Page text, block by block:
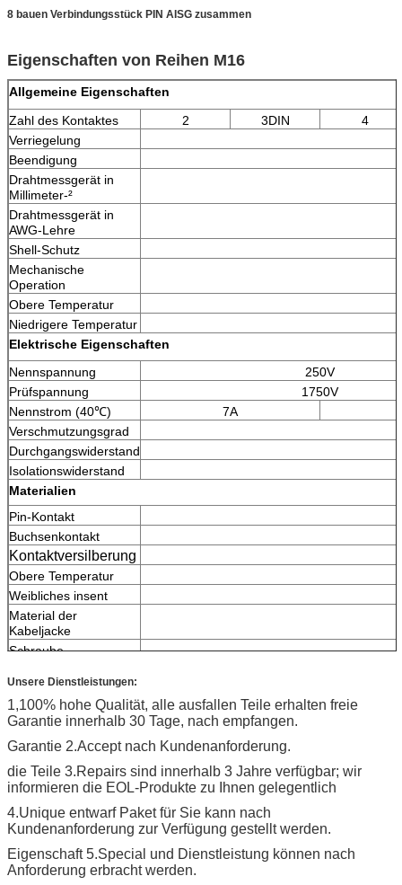
8 bauen Verbindungsstück PIN AISG zusammen
Eigenschaften von Reihen M16
Allgemeine Eigenschaften
Zahl des Kontaktes
2 3DIN
4
Verriegelung
Beendigung
Drahtmessgerät in
Millimeter-²
Drahtmessgerät in
AWG-Lehre
Shell-Schutz
Mechanische
Operation
Obere Temperatur
Niedrigere Temperatur
Elektrische Eigenschaften
Nennspannung
250V
Prüfspannung
1750V
Nennstrom (40℃)
7A
Verschmutzungsgrad
Durchgangswiderstand
Isolationswiderstand
Materialien
Pin-Kontakt
Buchsenkontakt
Kontaktversilberung
Obere Temperatur
Weibliches insent
Material der
Kabeljacke
Schraube
Unsere Dienstleistungen:
1,100% hohe Qualität, alle ausfallen Teile erhalten freie
Garantie innerhalb 30 Tage, nach empfangen.
Garantie 2.Accept nach Kundenanforderung.
die Teile 3.Repairs sind innerhalb 3 Jahre verfügbar; wir
informieren die EOL-Produkte zu Ihnen gelegentlich
4.Unique entwarf Paket für Sie kann nach
Kundenanforderung zur Verfügung gestellt werden.
Eigenschaft 5.Special und Dienstleistung können nach
Anforderung erbracht werden.